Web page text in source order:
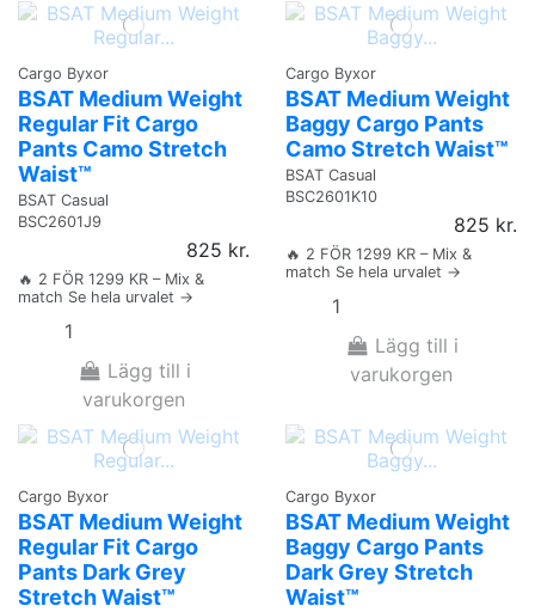
Cargo Byxor
BSAT Medium Weight
Regular Fit Cargo
Pants Camo Stretch
Waist™
BSAT Casual
BSC2601J9
825 kr.
🔥 2 FÖR 1299 KR – Mix &
match Se hela urvalet →
Lägg till i
varukorgen
Cargo Byxor
BSAT Medium Weight
Baggy Cargo Pants
Camo Stretch Waist™
BSAT Casual
BSC2601K10
825 kr.
🔥 2 FÖR 1299 KR – Mix &
match Se hela urvalet →
Lägg till i
varukorgen
Cargo Byxor
BSAT Medium Weight
Regular Fit Cargo
Pants Dark Grey
Stretch Waist™
Cargo Byxor
BSAT Medium Weight
Baggy Cargo Pants
Dark Grey Stretch
Waist™